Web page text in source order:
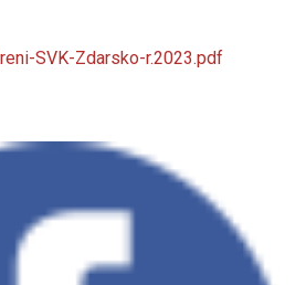
SVK-Zdarsko-r.2023.pdf